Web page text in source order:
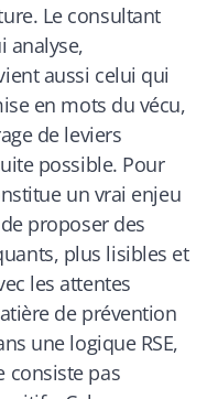
Le consultant
analyse,
aussi celui qui
en mots du vécu,
de leviers
possible. Pour
un vrai enjeu
proposer des
plus lisibles et
les attentes
de prévention
une logique RSE,
consiste pas